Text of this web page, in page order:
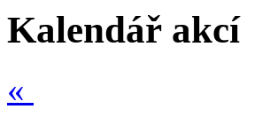
Kalendář akcí
«